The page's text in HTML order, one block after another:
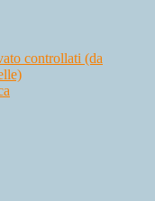
controllati (da